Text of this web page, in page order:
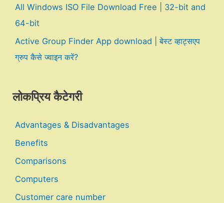
All Windows ISO File Download Free | 32-bit and
64-bit
Active Group Finder App download | बेस्ट व्हाट्सएप
ग्रुप कैसे ज्वाइन करें?
लोकप्रिय कैटेगरी
Advantages & Disadvantages
Benefits
Comparisons
Computers
Customer care number